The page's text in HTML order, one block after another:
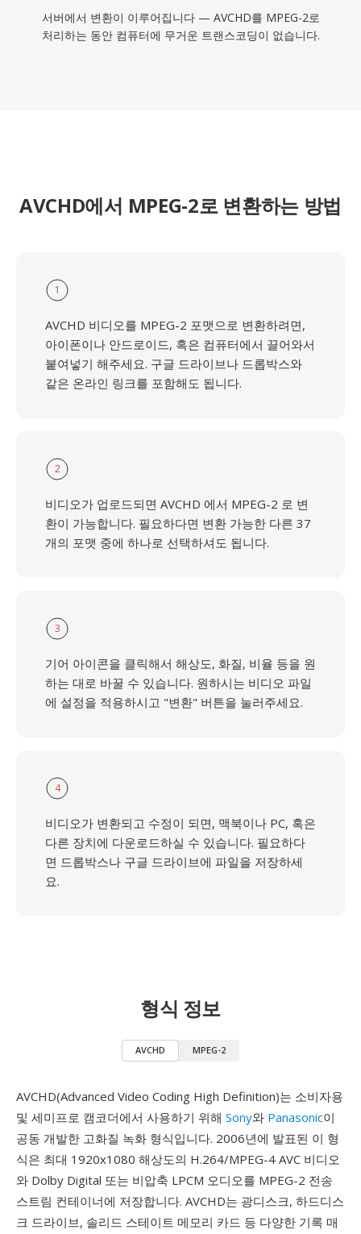
서버에서 변환이 이루어집니다 — AVCHD를 MPEG-2로
처리하는 동안 컴퓨터에 무거운 트랜스코딩이 없습니다.
AVCHD에서 MPEG-2로 변환하는 방법
1
AVCHD 비디오를 MPEG-2 포맷으로 변환하려면,
아이폰이나 안드로이드, 혹은 컴퓨터에서 끌어와서
붙여넣기 해주세요. 구글 드라이브나 드롭박스와
같은 온라인 링크를 포함해도 됩니다.
2
비디오가 업로드되면 AVCHD 에서 MPEG-2 로 변
환이 가능합니다. 필요하다면 변환 가능한 다른 37
개의 포맷 중에 하나로 선택하셔도 됩니다.
3
기어 아이콘을 클릭해서 해상도, 화질, 비율 등을 원
하는 대로 바꿀 수 있습니다. 원하시는 비디오 파일
에 설정을 적용하시고 "변환" 버튼을 눌러주세요.
4
비디오가 변환되고 수정이 되면, 맥북이나 PC, 혹은
다른 장치에 다운로드하실 수 있습니다. 필요하다
면 드롭박스나 구글 드라이브에 파일을 저장하세
요.
형식 정보
AVCHD MPEG-2
AVCHD(Advanced Video Coding High Definition)는 소비자용
및 세미프로 캠코더에서 사용하기 위해 Sony와 Panasonic이
공동 개발한 고화질 녹화 형식입니다. 2006년에 발표된 이 형
식은 최대 1920x1080 해상도의 H.264/MPEG-4 AVC 비디오
와 Dolby Digital 또는 비압축 LPCM 오디오를 MPEG-2 전송
스트림 컨테이너에 저장합니다. AVCHD는 광디스크, 하드디스
크 드라이브, 솔리드 스테이트 메모리 카드 등 다양한 기록 매